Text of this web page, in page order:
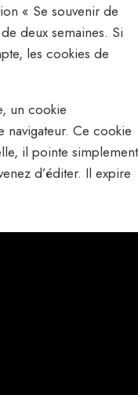
« Se souvenir de
deux semaines. Si
les cookies de
un cookie
navigateur. Ce cookie
il pointe simplement
d’éditer. Il expire